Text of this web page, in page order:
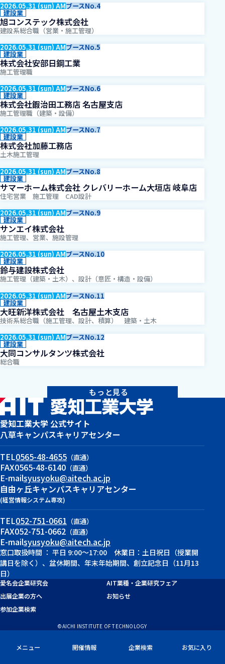
2026.05.31 (sun) AMブースNo.4
建設業
旭コンステック株式会社
建設系総合職（営業・施工管理）
2026.05.31 (sun) AMブースNo.5
建設業
株式会社安部日鋼工業
施工管理職
2026.05.31 (sun) AMブースNo.6
建設業
株式会社鍜治田工務店 名古屋支店
施工管理職（建築・設備）
2026.05.31 (sun) AMブースNo.7
建設業
株式会社加藤工務店
土木施工管理
2026.05.31 (sun) AMブースNo.8
建設業
サマーホーム株式会社 クレバリーホーム大垣店 岐阜店
住宅営業 施工管理 CAD設計
2026.05.31 (sun) AMブースNo.9
建設業
サンエイ株式会社
施工管理、営業、施設管理
2026.05.31 (sun) AMブースNo.10
建設業
鈴与建設株式会社
施工管理（建築・土木）、設計（意匠・構造・設備）
2026.05.31 (sun) AMブースNo.11
建設業
大旺新洋株式会社 名古屋土木支店
技術系総合職（施工管理、設計、積算） 建築・土木
2026.05.31 (sun) AMブースNo.12
建設業
大同コンサルタンツ株式会社
総合職
もっと見る
愛知工業大学 公式サイト
八草キャンパスキャリアセンター
TEL0565-48-4655 （直通）
FAX0565-48-6140 （直通）
E-mailsyusyoku@aitech.ac.jp
自由ヶ丘キャンパスキャリアセンター
(経営情報システム専攻)
TEL052-751-0661 （直通）
FAX052-751-0662 （直通）
E-mailsyusyoku@aitech.ac.jp
窓口取扱時間 ： 平日 9:00～17:00 休業日：土日祝日（授業開
講日を除く）、盆休期間、年末年始期間、創立記念日（11月13
日）
愛名会企業研究会
AIT業種・企業研究フェア
出展企業の方へ
お知らせ
参加企業検索
©AICHI INSTITUTE OF TECHNOLOGY
メニュー 開催情報 企業検索 お気に入り